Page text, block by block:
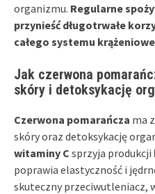
organizmu. Regularne
przynieść długotrwałe
całego systemu
Jak czerwona
skóry i detoksykację
Czerwona pomarańcza ma
skóry oraz detoksykację
witaminy C sprzyja produkcji
poprawia elastyczność i
skuteczny przeciwutleniacz,